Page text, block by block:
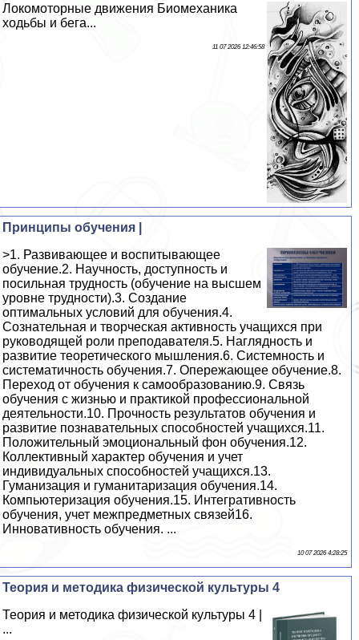
Локомоторные движения Биомеханика
ходьбы и бега...
11 07 2026 12:46:58
Принципы обучения |
>1. Развивающее и воспитывающее
обучение.2. Научность, доступность и
посильная трудность (обучение на высшем
уровне трудности).3. Создание
оптимальных условий для обучения.4.
Сознательная и творческая активность учащихся при
руководящей роли преподавателя.5. Наглядность и
развитие теоретического мышления.6. Системность и
систематичность обучения.7. Опережающее обучение.8.
Переход от обучения к самообразованию.9. Связь
обучения с жизнью и практикой профессиональной
деятельности.10. Прочность результатов обучения и
развитие познавательных способностей учащихся.11.
Положительный эмоциональный фон обучения.12.
Коллективный характер обучения и учет
индивидуальных способностей учащихся.13.
Гуманизация и гуманитаризация обучения.14.
Компьютеризация обучения.15. Интегративность
обучения, учет межпредметных связей16.
Инновативность обучения. ...
10 07 2026 4:28:25
Теория и методика физической культуры 4
Теория и методика физической культуры 4 |
...